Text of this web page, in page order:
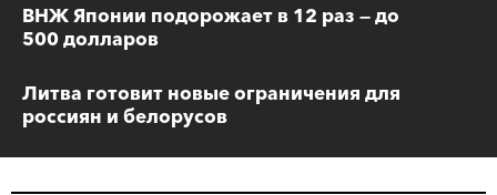
ВНЖ Японии подорожает в 12 раз — до
500 долларов
Литва готовит новые ограничения для
россиян и белорусов